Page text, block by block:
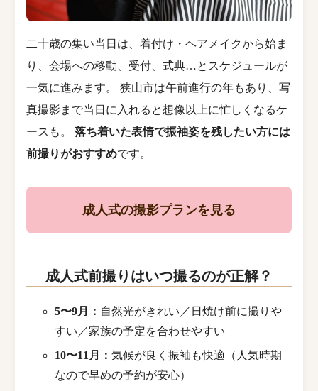
二十歳の集い当日は、着付け・ヘアメイクから始ま
り、会場への移動、受付、式典…とスケジュールが
一気に進みます。 狭山市は午前進行の年もあり、写
真撮影まで当日に入れると想像以上に忙しくなるケ
ースも。 落ち着いた表情で振袖姿を残したい方には
前撮りがおすすめです。
成人式の撮影プランを見る
成人式前撮りはいつ撮るのが正解？
5〜9月： 自然光がきれい／日焼け前に撮りや
すい／家族の予定を合わせやすい
10〜11月：気候が良く振袖も快適（人気時期
なので早めの予約が安心）